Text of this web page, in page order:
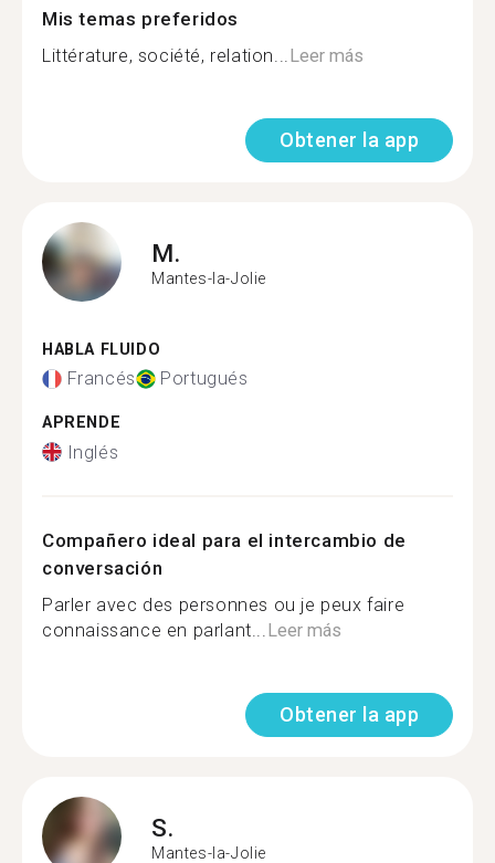
Mis temas preferidos
Littérature, société, relation... Leer más
Obtener la app
M.
Mantes-la-Jolie
HABLA FLUIDO
Francés Portugués
APRENDE
Inglés
Compañero ideal para el intercambio de
conversación
Parler avec des personnes ou je peux faire
connaissance en parlant... Leer más
Obtener la app
S.
Mantes-la-Jolie